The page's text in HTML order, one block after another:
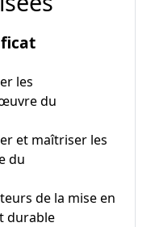
les
du
et maîtriser les
du
de la mise en
durable